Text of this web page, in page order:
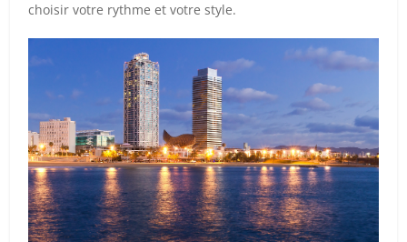
choisir votre rythme et votre style.